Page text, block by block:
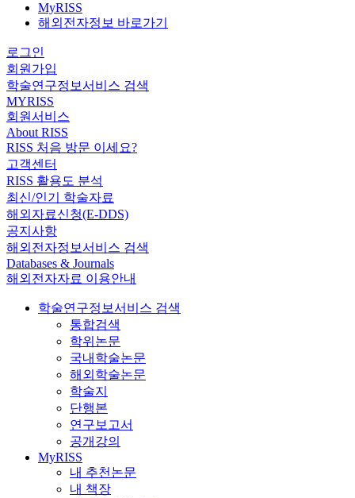
MyRISS
해외전자정보 바로가기
로그인
회원가입
학술연구정보서비스 검색
MYRISS
회원서비스
About RISS
RISS 처음 방문 이세요?
고객센터
RISS 활용도 분석
최신/인기 학술자료
해외자료신청(E-DDS)
공지사항
해외전자정보서비스 검색
Databases & Journals
해외전자자료 이용안내
학술연구정보서비스 검색
통합검색
학위논문
국내학술논문
해외학술논문
학술지
단행본
연구보고서
공개강의
MyRISS
내 추천논문
내 책장